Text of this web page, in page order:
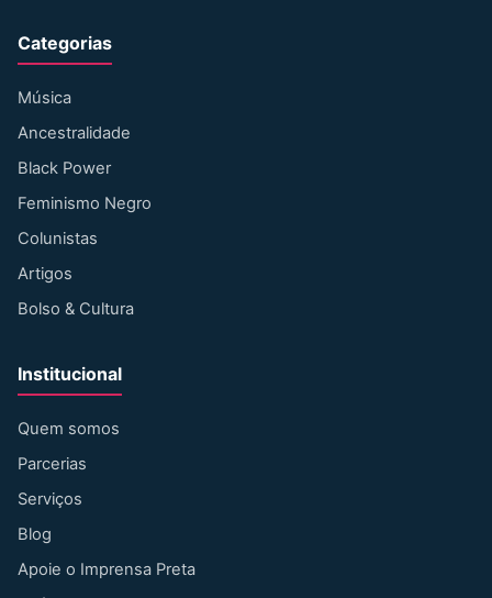
Categorias
Música
Ancestralidade
Black Power
Feminismo Negro
Colunistas
Artigos
Bolso & Cultura
Institucional
Quem somos
Parcerias
Serviços
Blog
Apoie o Imprensa Preta